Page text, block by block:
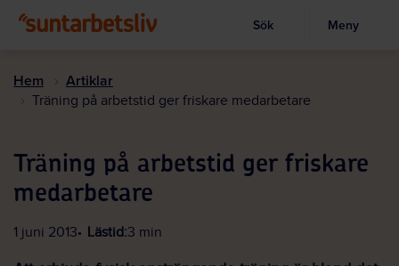
huvudinnehållet
Visa sökruta
Sök Meny
Hem Artiklar
Träning på arbetstid ger friskare medarbetare
Träning på arbetstid ger friskare
medarbetare
1 juni 2013 Lästid:3 min